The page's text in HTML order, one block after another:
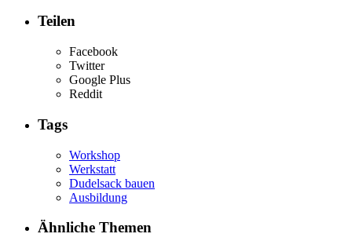
Teilen
Facebook
Twitter
Google Plus
Reddit
Tags
Workshop
Werkstatt
Dudelsack bauen
Ausbildung
Ähnliche Themen